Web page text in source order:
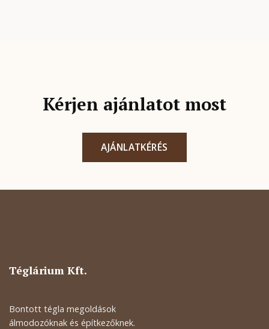
Kérjen ajánlatot most
AJÁNLATKÉRÉS
Téglárium Kft.
Bontott tégla megoldások
álmodozóknak és építkezőknek.